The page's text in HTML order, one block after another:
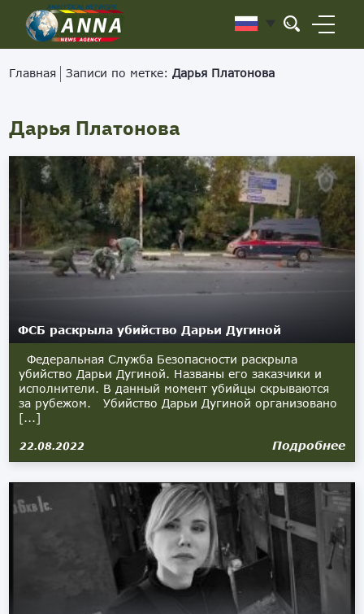
Главная Записи по метке:Дарья Платонова
Дарья Платонова
ФСБ раскрыла убийство Дарьи Дугиной
Федеральная Служба Безопасности раскрыла
убийство Дарьи Дугиной. Названы его заказчики и
исполнители. В данный момент убийцы скрываются
за рубежом. Убийство Дарьи Дугиной организовано
[...]
22.08.2022 Подробнее